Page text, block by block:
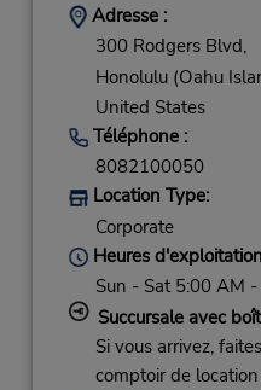
Adresse :
300 Rodgers Blvd,
Honolulu (Oahu
United States
Téléphone :
8082100050
Location Type:
Corporate
Heures
Sun - Sat 5:00 AM
Succursale avec
Si vous arrivez,
comptoir de